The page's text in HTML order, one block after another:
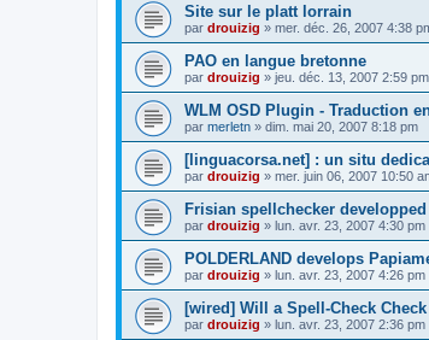
Site sur le platt lorrain
par drouizig » mer. déc. 26, 2007 4:38
PAO en langue bretonne
par drouizig » jeu. déc. 13, 2007 2:59 pm
WLM OSD Plugin - Traduction
par merletn » dim. mai 20, 2007 8:18 pm
[linguacorsa.net] : un situ
par drouizig » mer. juin 06, 2007 10:50
Frisian spellchecker
par drouizig » lun. avr. 23, 2007 4:30 pm
POLDERLAND develops
par drouizig » lun. avr. 23, 2007 4:26 pm
[wired] Will a Spell-Check
par drouizig » lun. avr. 23, 2007 2:36 pm